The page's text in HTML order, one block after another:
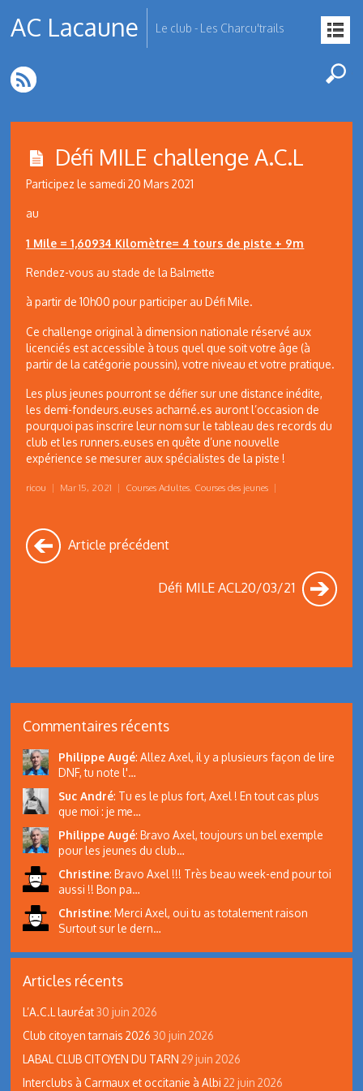
AC Lacaune Le club - Les Charcu'trails
Défi MILE challenge A.C.L
Participez le samedi 20 Mars 2021
au
1 Mile = 1,60934 Kilomètre= 4 tours de piste + 9m
Rendez-vous au stade de la Balmette
à partir de 10h00 pour participer au Défi Mile.
Ce challenge original à dimension nationale réservé aux
licenciés est accessible à tous quel que soit votre âge (à
partir de la catégorie poussin), votre niveau et votre pratique.
Les plus jeunes pourront se défier sur une distance inédite,
les demi-fondeurs.euses acharné.es auront l’occasion de
pourquoi pas inscrire leur nom sur le tableau des records du
club et les runners.euses en quête d’une nouvelle
expérience se mesurer aux spécialistes de la piste !
ricou | Mar 15, 2021 | Courses Adultes, Courses des jeunes |
Article précédent
Défi MILE ACL20/03/21
Commentaires récents
Philippe Augé: Allez Axel, il y a plusieurs façon de lire
DNF, tu note l'…
Suc André: Tu es le plus fort, Axel ! En tout cas plus
que moi : je me…
Philippe Augé: Bravo Axel, toujours un bel exemple
pour les jeunes du club…
Christine: Bravo Axel !!! Très beau week-end pour toi
aussi !! Bon pa…
Christine: Merci Axel, oui tu as totalement raison
Surtout sur le dern…
Articles récents
L’A.C.L lauréat 30 juin 2026
Club citoyen tarnais 2026 30 juin 2026
LABAL CLUB CITOYEN DU TARN 29 juin 2026
Interclubs à Carmaux et occitanie à Albi 22 juin 2026